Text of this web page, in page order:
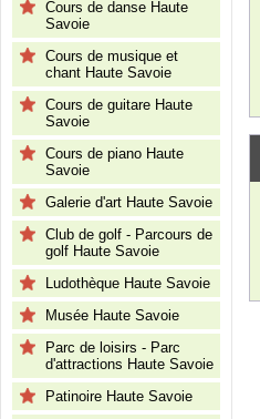
Cours de danse Haute
Savoie
Cours de musique et
chant Haute Savoie
Cours de guitare Haute
Savoie
Cours de piano Haute
Savoie
Galerie d'art Haute Savoie
Club de golf - Parcours de
golf Haute Savoie
Ludothèque Haute Savoie
Musée Haute Savoie
Parc de loisirs - Parc
d'attractions Haute Savoie
Patinoire Haute Savoie